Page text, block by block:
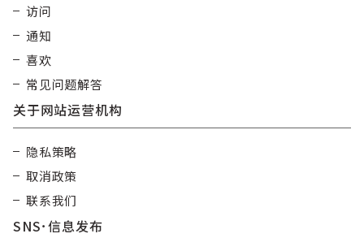
访问
通知
喜欢
常见问题解答
关于网站运营机构
隐私策略
取消政策
联系我们
SNS･信息发布